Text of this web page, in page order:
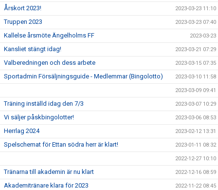
Årskort 2023! 2023-03-23 11:10
Truppen 2023 2023-03-23 07:40
Kallelse årsmöte Ängelholms FF 2023-03-23
Kansliet stängt idag! 2023-03-21 07:29
Valberedningen och dess arbete 2023-03-15 07:35
Sportadmin Försäljningsguide - Medlemmar (Bingolotto) 2023-03-10 11:58
2023-03-09 09:41
Träning inställd idag den 7/3 2023-03-07 10:29
Vi säljer påskbingolotter! 2023-03-06 08:53
Herrlag 2024 2023-02-12 13:31
Spelschemat för Ettan södra herr är klart! 2023-01-11 08:32
2022-12-27 10:10
Tränarna till akademin är nu klart 2022-12-16 08:59
Akademitränare klara för 2023 2022-11-22 08:45